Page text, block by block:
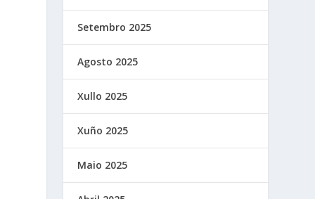
Setembro 2025
Agosto 2025
Xullo 2025
Xuño 2025
Maio 2025